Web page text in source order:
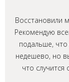
Восстановили
Рекомендую
подальше,
недешево, но
что случится